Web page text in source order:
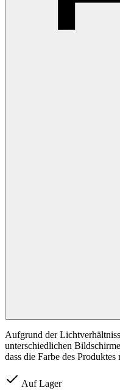
Aufgrund der
unterschiedlichen
dass die Farbe des
Auf Lager